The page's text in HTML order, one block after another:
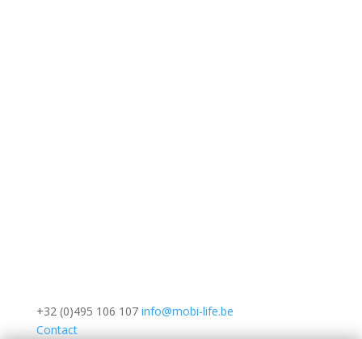
+32 (0)495 106 107 info@mobi-life.be
Contact